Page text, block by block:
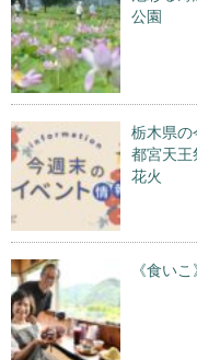
公園
栃木県の
都宮天王
花火
《食い